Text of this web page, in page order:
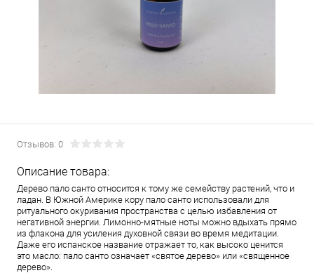
Отзывов: 0
Описание товара:
Дерево пало санто относится к тому же семейству растений, что и
ладан. В Южной Америке кору пало санто использовали для
ритуального окуривания пространства с целью избавления от
негативной энергии. Лимонно-мятные ноты можно вдыхать прямо
из флакона для усиления духовной связи во время медитации.
Даже его испанское название отражает то, как высоко ценится
это масло: пало санто означает «святое дерево» или «священное
дерево».